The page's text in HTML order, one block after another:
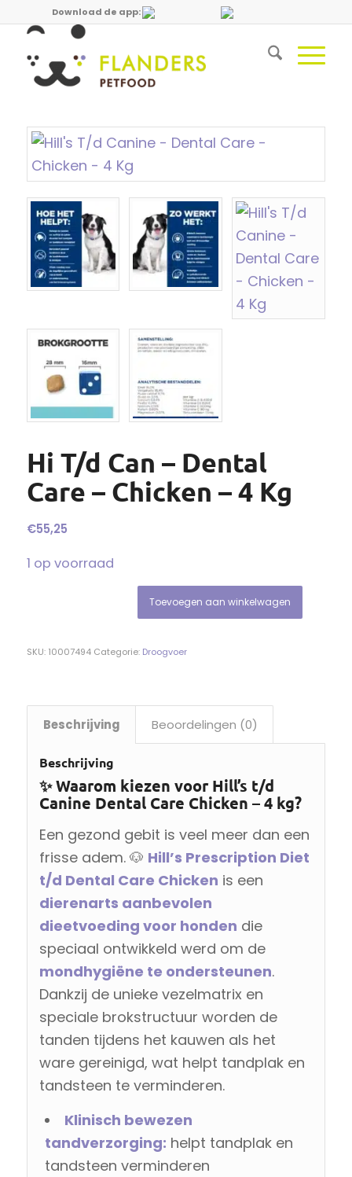
Download de app:
Hi T/d Can – Dental
Care – Chicken – 4 Kg
€55,25
1 op voorraad
Toevoegen aan winkelwagen
SKU: 10007494 Categorie: Droogvoer
Beschrijving Beoordelingen (0)
Beschrijving
✨ Waarom kiezen voor Hill’s t/d
Canine Dental Care Chicken – 4 kg?
Een gezond gebit is veel meer dan een
frisse adem. 🐶 Hill’s Prescription Diet
t/d Dental Care Chicken is een
dierenarts aanbevolen
dieetvoeding voor honden die
speciaal ontwikkeld werd om de
mondhygiëne te ondersteunen.
Dankzij de unieke vezelmatrix en
speciale brokstructuur worden de
tanden tijdens het kauwen als het
ware gereinigd, wat helpt tandplak en
tandsteen te verminderen.
Klinisch bewezen
tandverzorging: helpt tandplak en
tandsteen verminderen